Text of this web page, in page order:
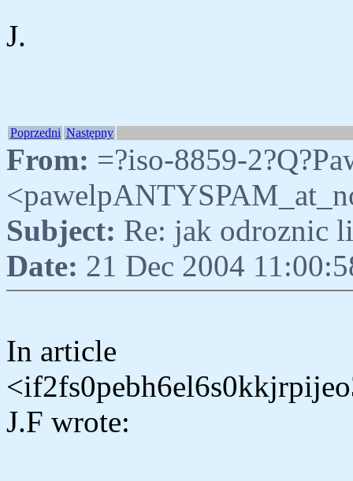
J.
Poprzedni Następny
From: =?iso-8859-
Subject: Re: jak odroznic
Date: 21 Dec 2004
In article
J.F wrote: